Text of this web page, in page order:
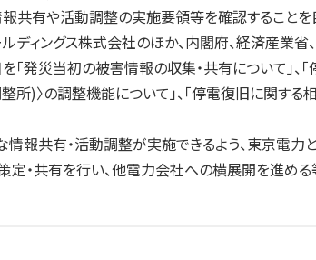
共有や活動調整の実施要領等を確認することを
ディングス株式会社のほか、内閣府、経済産業
「発災当初の被害情報の収集・共有について」
)〉の調整機能について」、「停電復旧に関す
情報共有・活動調整が実施できるよう、東京電
・共有を行い、他電力会社への横展開を進める